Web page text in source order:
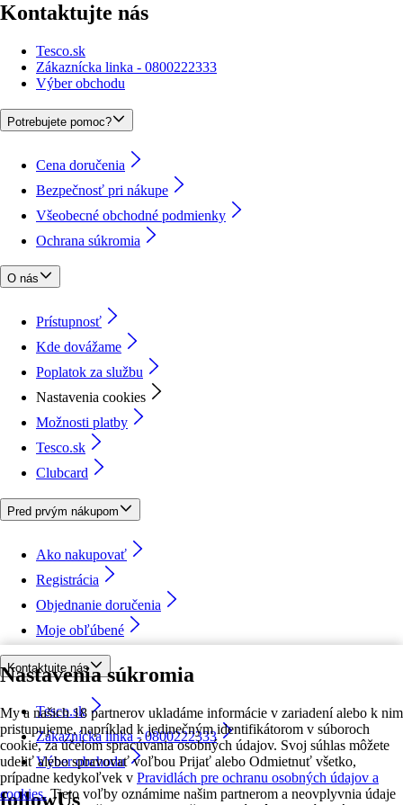
Nastavenia súkromia
My a našich 18 partnerov ukladáme informácie v zariadení alebo k nim
pristupujeme, napríklad k jedinečným identifikátorom v súboroch
cookie, za účelom spracúvania osobných údajov. Svoj súhlas môžete
udeliť alebo spravovať voľbou Prijať alebo Odmietnuť všetko,
prípadne kedykoľvek v Pravidlách pre ochranu osobných údajov a
cookies. Tieto voľby oznámime našim partnerom a neovplyvnia údaje
Kontaktujte nás
Tesco.sk
Zákaznícka linka - 0800222333
Výber obchodu
Potrebujete pomoc?
Cena doručenia
Bezpečnosť pri nákupe
Všeobecné obchodné podmienky
Ochrana súkromia
O nás
Prístupnosť
Kde dovážame
Poplatok za službu
Nastavenia cookies
Možnosti platby
Tesco.sk
Clubcard
Pred prvým nákupom
Ako nakupovať
Registrácia
Objednanie doručenia
Moje obľúbené
Kontaktujte nás
Tesco.sk
Zákaznícka linka - 0800222333
Výber obchodu
followUs